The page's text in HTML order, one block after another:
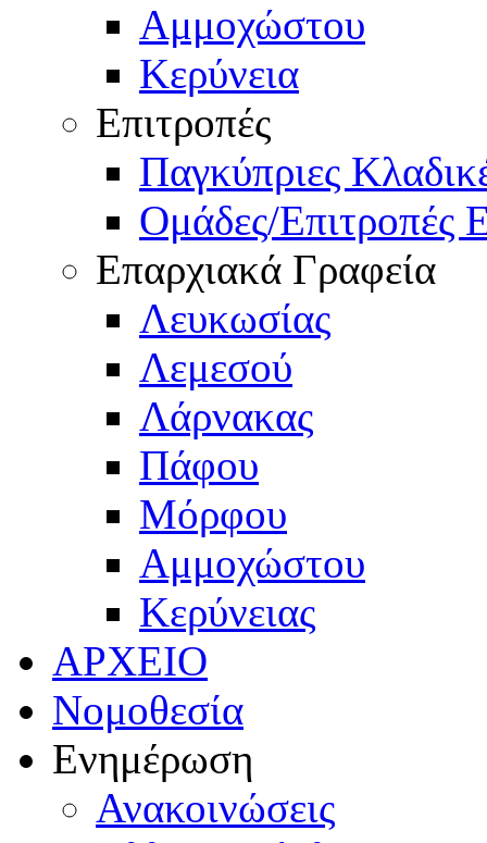
Αμμοχώστου
Κερύνεια
Επιτροπές
Παγκύπριες
Ομάδες/Επιτροπές
Επαρχιακά Γραφεία
Λευκωσίας
Λεμεσού
Λάρνακας
Πάφου
Μόρφου
Αμμοχώστου
Κερύνειας
ΑΡΧΕΙΟ
Νομοθεσία
Ενημέρωση
Ανακοινώσεις